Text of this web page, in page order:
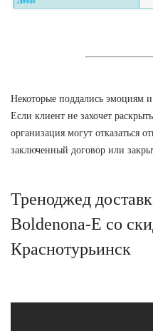
Некоторые поддались эмоциям
Если клиент не захочет
организация могут отказаться
заключенный договор или
Треноджед
Boldenona-E со
Краснотурьинск